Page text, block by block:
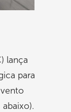
lança
para